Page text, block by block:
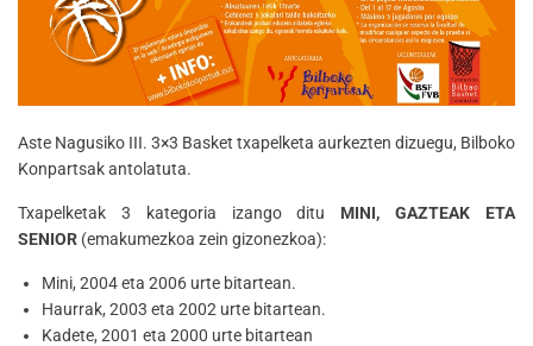
Aste Nagusiko III. 3×3 Basket txapelketa aurkezten dizuegu, Bilboko
Konpartsak antolatuta.
Txapelketak 3 kategoria izango ditu MINI, GAZTEAK ETA
SENIOR (emakumezkoa zein gizonezkoa):
Mini, 2004 eta 2006 urte bitartean.
Haurrak, 2003 eta 2002 urte bitartean.
Kadete, 2001 eta 2000 urte bitartean